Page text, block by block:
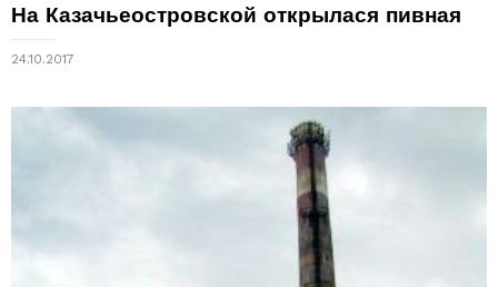
На Казачьеостровской открылася пивная
24.10.2017